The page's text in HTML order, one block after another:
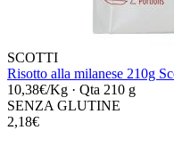
SCOTTI
Risotto alla milanese 210g
10,38€/Kg · Qta 210 g
SENZA GLUTINE
2,18€